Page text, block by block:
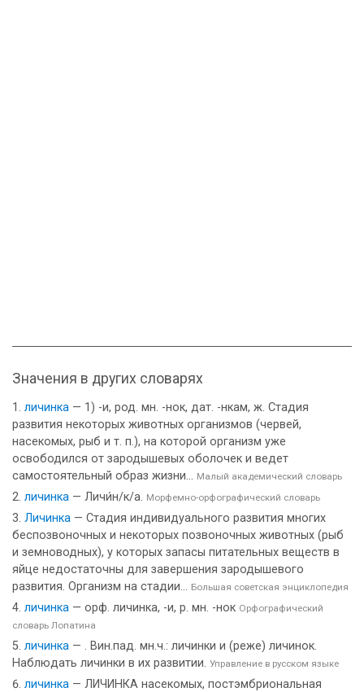
Значения в других словарях
личинка — 1) -и, род. мн. -нок, дат. -нкам, ж. Стадия
развития некоторых животных организмов (червей,
насекомых, рыб и т. п.), на которой организм уже
освободился от зародышевых оболочек и ведет
самостоятельный образ жизни... Малый академический словарь
личинка — Личи́н/к/а. Морфемно-орфографический словарь
Личинка — Стадия индивидуального развития многих
беспозвоночных и некоторых позвоночных животных (рыб
и земноводных), у которых запасы питательных веществ в
яйце недостаточны для завершения зародышевого
развития. Организм на стадии... Большая советская энциклопедия
личинка — орф. личинка, -и, р. мн. -нок Орфографический
словарь Лопатина
личинка — . Вин.пад. мн.ч.: личинки и (реже) личинок.
Наблюдать личинки в их развитии. Управление в русском языке
личинка — ЛИЧИНКА насекомых, постэмбриональная